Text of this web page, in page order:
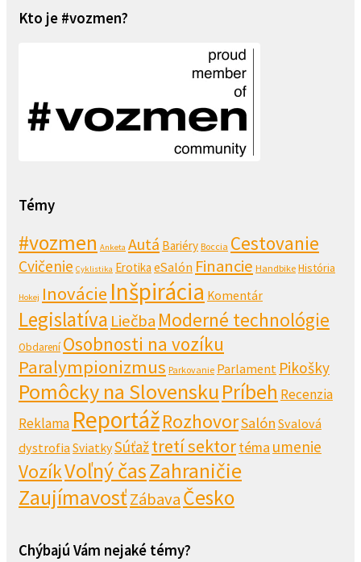
Kto je #vozmen?
Témy
#vozmen Anketa Autá Bariéry Boccia Cestovanie
Cvičenie Cyklistika Erotika eSalón Financie Handbike História
Hokej Inovácie Inšpirácia Komentár
Legislatíva Liečba Moderné technológie
Obdarení Osobnosti na vozíku
Paralympionizmus Parkovanie Parlament Pikošky
Pomôcky na SlovenskuPríbeh Recenzia
Reklama ReportážRozhovorSalón Svalová
dystrofia SviatkySúťažtretí sektortéma umenie
VozíkVoľný časZahraničie
ZaujímavosťZábavaČesko
Chýbajú Vám nejaké témy?